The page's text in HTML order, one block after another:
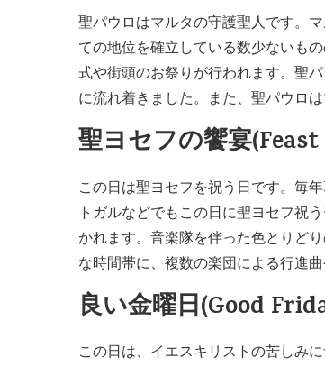
聖パウロはマルタの守護聖人です。
ての地位を確立している数少ないも
式や街頭のお祭りが行われます。聖
に流れ着きました。また、聖パウロ
聖ヨセフの饗宴
この日は聖ヨセフを祝う日です。毎
トガルなどでもこの日に聖ヨセフ祝
かれます。音楽隊を伴った色とりど
な時間帯に、複数の楽団による行進
良い金曜日(Good
この日は、イエスキリストの苦しみ